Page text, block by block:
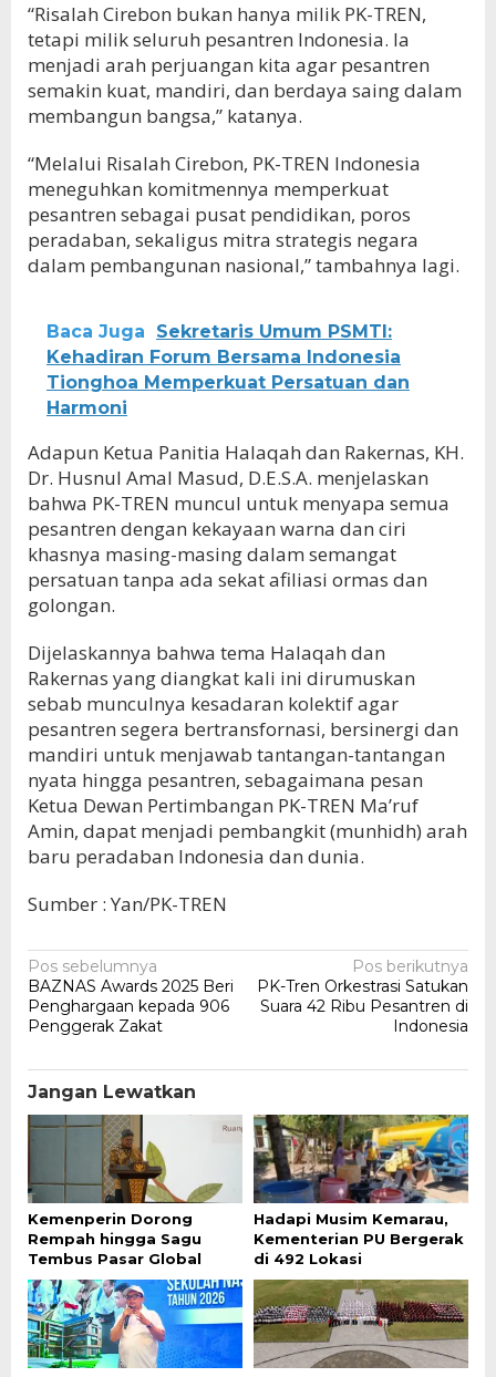
“Risalah Cirebon bukan hanya milik PK-TREN,
tetapi milik seluruh pesantren Indonesia. Ia
menjadi arah perjuangan kita agar pesantren
semakin kuat, mandiri, dan berdaya saing dalam
membangun bangsa,” katanya.
“Melalui Risalah Cirebon, PK-TREN Indonesia
meneguhkan komitmennya memperkuat
pesantren sebagai pusat pendidikan, poros
peradaban, sekaligus mitra strategis negara
dalam pembangunan nasional,” tambahnya lagi.
Baca Juga
Sekretaris Umum PSMTI:
Kehadiran Forum Bersama Indonesia
Tionghoa Memperkuat Persatuan dan
Harmoni
Adapun Ketua Panitia Halaqah dan Rakernas, KH.
Dr. Husnul Amal Masud, D.E.S.A. menjelaskan
bahwa PK-TREN muncul untuk menyapa semua
pesantren dengan kekayaan warna dan ciri
khasnya masing-masing dalam semangat
persatuan tanpa ada sekat afiliasi ormas dan
golongan.
Dijelaskannya bahwa tema Halaqah dan
Rakernas yang diangkat kali ini dirumuskan
sebab munculnya kesadaran kolektif agar
pesantren segera bertransfornasi, bersinergi dan
mandiri untuk menjawab tantangan-tantangan
nyata hingga pesantren, sebagaimana pesan
Ketua Dewan Pertimbangan PK-TREN Ma’ruf
Amin, dapat menjadi pembangkit (munhidh) arah
baru peradaban Indonesia dan dunia.
Sumber : Yan/PK-TREN
Navigasi
pos
Pos sebelumnya
BAZNAS Awards 2025 Beri
Penghargaan kepada 906
Penggerak Zakat
Pos berikutnya
PK-Tren Orkestrasi Satukan
Suara 42 Ribu Pesantren di
Indonesia
Jangan Lewatkan
Kemenperin Dorong
Rempah hingga Sagu
Tembus Pasar Global
Hadapi Musim Kemarau,
Kementerian PU Bergerak
di 492 Lokasi